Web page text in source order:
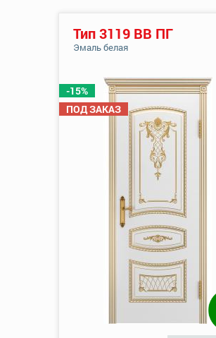
-15%
ПОД ЗАКАЗ
Тип 3119 ВВ ПГ
Эмаль белая